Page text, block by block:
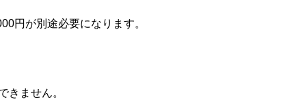
円が別途必要になります。
きません。